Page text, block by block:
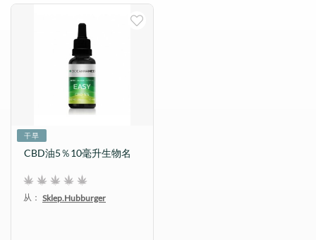
干旱
CBD油5％10毫升生物名
从： Sklep.Hubburger